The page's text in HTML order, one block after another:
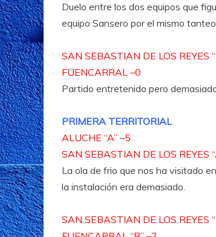
Duelo entre los dos equipos que
equipo Sansero por el mismo
SAN SEBASTIAN DE LOS REYES
FUENCARRAL –0
Partido entretenido pero
PRIMERA TERRITORIAL
ALUCHE “A” –5
SAN SEBASTIAN DE LOS REYES
La ola de frio que nos ha visitado
la instalación era demasiado.
SAN SEBASTIAN DE LOS REYES